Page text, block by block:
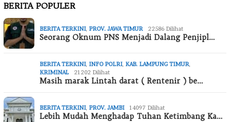
BERITA POPULER
BERITA TERKINI, PROV. JAWA TIMUR 22586 Dilihat
Seorang Oknum PNS Menjadi Dalang Penjipl…
BERITA TERKINI, INFO POLRI, KAB. LAMPUNG TIMUR,
KRIMINAL
21202 Dilihat
Masih marak Lintah darat ( Rentenir ) be…
BERITA TERKINI, PROV. JAMBI 14097 Dilihat
Lebih Mudah Menghadap Tuhan Ketimbang Ka…